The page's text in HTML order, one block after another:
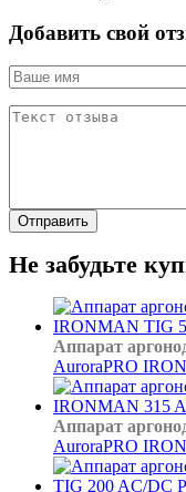
Добавить свой
Не забудьте
Аппарат
AuroraPRO
Аппарат
AuroraPRO